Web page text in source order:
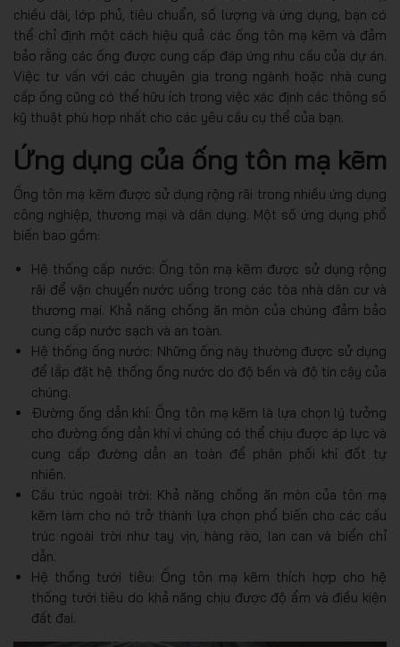
chiều dài, lớp phủ, tiêu chuẩn, số lượng và ứng dụng, bạn có
thể chỉ định một cách hiệu quả các ống tôn mạ kẽm và đảm
bảo rằng các ống được cung cấp đáp ứng nhu cầu của dự án.
Việc tư vấn với các chuyên gia trong ngành hoặc nhà cung
cấp ống cũng có thể hữu ích trong việc xác định các thông số
kỹ thuật phù hợp nhất cho các yêu cầu cụ thể của bạn.
Ứng dụng của ống tôn mạ kẽm
Ống tôn mạ kẽm được sử dụng rộng rãi trong nhiều ứng dụng
công nghiệp, thương mại và dân dụng. Một số ứng dụng phổ
biến bao gồm:
Hệ thống cấp nước: Ống tôn mạ kẽm được sử dụng rộng
rãi để vận chuyển nước uống trong các tòa nhà dân cư và
thương mại. Khả năng chống ăn mòn của chúng đảm bảo
cung cấp nước sạch và an toàn.
Hệ thống ống nước: Những ống này thường được sử dụng
để lắp đặt hệ thống ống nước do độ bền và độ tin cậy của
chúng.
Đường ống dẫn khí: Ống tôn mạ kẽm là lựa chọn lý tưởng
cho đường ống dẫn khí vì chúng có thể chịu được áp lực và
cung cấp đường dẫn an toàn để phân phối khí đốt tự
nhiên.
Cấu trúc ngoài trời: Khả năng chống ăn mòn của tôn mạ
kẽm làm cho nó trở thành lựa chọn phổ biến cho các cấu
trúc ngoài trời như tay vịn, hàng rào, lan can và biển chỉ
dẫn.
Hệ thống tưới tiêu: Ống tôn mạ kẽm thích hợp cho hệ
thống tưới tiêu do khả năng chịu được độ ẩm và điều kiện
đất đai.